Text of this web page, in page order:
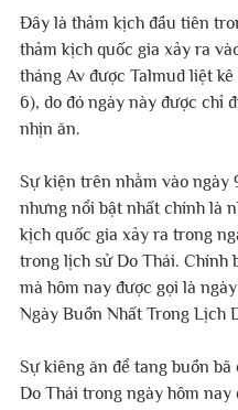
Đây là thảm kịch đầu tiên
thảm kịch quốc gia xảy ra
tháng Av được Talmud liệt kê
6), do đó ngày này được chỉ
nhịn ăn.
Sự kiện trên nhằm vào ngày
nhưng nổi bật nhất chính là
kịch quốc gia xảy ra trong
trong lịch sử Do Thái. Chính
mà hôm nay được gọi là
Ngày Buồn Nhất Trong Lịch
Sự kiêng ăn để tang buồn bã
Do Thái trong ngày hôm nay